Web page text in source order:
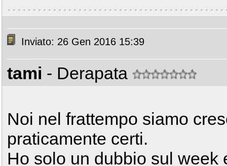
Inviato: 26 Gen 2016 15:39
tami - Derapata
Noi nel frattempo siamo
praticamente certi.
Ho solo un dubbio sul week